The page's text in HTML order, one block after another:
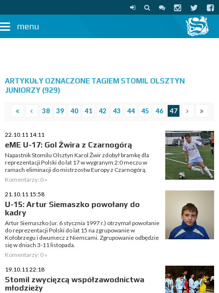
menu
ARTYKUŁY OZNACZONE TAGIEM STOMIL OLSZTYN
JUNIORZY (929)
38 39 40 41 42 43 44 45 46 47
22.10.11 14:11
eME U-17: Gol Żwira z Czarnogórą
Napastnik Stomilu Olsztyn Karol Żwir zdobył bramkę dla
reprezentacji Polski do lat 17 w wygranym 2:0 meczu w
ramach eliminacji do mistrzostw Europy z Czarnogórą.
Komentarzy: 0 »
21.10.11 15:58
U-15: Artur Siemaszko powołany do
kadry
Artur Siemaszko (ur. 6 stycznia 1997 r.) otrzymał powołanie
do reprezentacji Polski do lat 15 na zgrupowanie w
Kołobrzegu i dwumecz z Niemcami. Zgrupowanie odbędzie
się w dniach 3-11 listopada.
Komentarzy: 0 »
19.10.11 22:18
Stomil zwycięzcą współzawodnictwa
młodzieży